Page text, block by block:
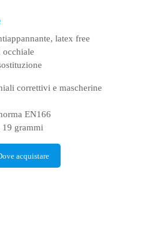
latex free
occhiale
correttivi e mascherine
EN166
19 grammi
acquistare